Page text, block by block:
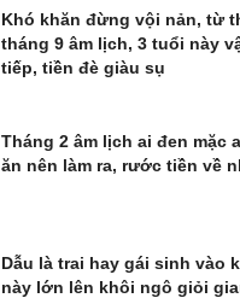
Khó khăn đừng vội nản, từ
tháng 9 âm lịch, 3 tuổi này
tiếp, tiền đè giàu sụ
Tháng 2 âm lịch ai đen mặc
ăn nên làm ra, rước tiền về
Dẫu là trai hay gái sinh vào
này lớn lên khôi ngô giỏi